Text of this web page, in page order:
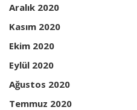
Aralık 2020
Kasım 2020
Ekim 2020
Eylül 2020
Ağustos 2020
Temmuz 2020